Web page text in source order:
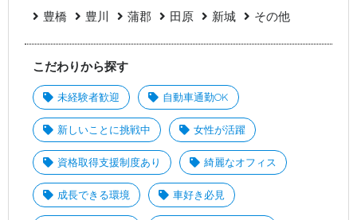
豊橋
豊川 蒲郡 田原 新城 その他
こだわりから探す
未経験者歓迎 自動車通勤OK
新しいことに挑戦中 女性が活躍
資格取得支援制度あり 綺麗なオフィス
成長できる環境 車好き必見